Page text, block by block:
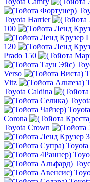
Toyota Camry
Toyota Harrier
100
120
Prado 150
Verso
Vitz
Toyota Caldina
Corona
Toyota Crown
Toyota